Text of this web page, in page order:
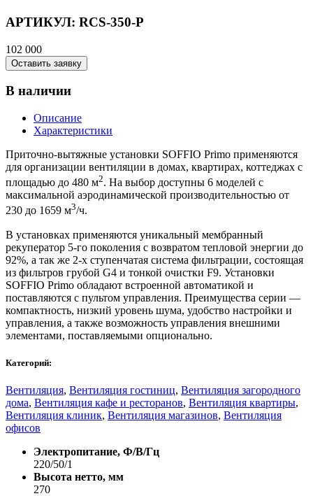
АРТИКУЛ: RCS-350-P
102 000
Оставить заявку
В наличии
Описание
Характеристики
Приточно-вытяжные установки SOFFIO Primo применяются
для организации вентиляции в домах, квартирах, коттеджах с
площадью до 480 м2. На выбор доступны 6 моделей с
максимальной аэродинамической производительностью от
230 до 1659 м3/ч.
В установках применяются уникальный мембранный
рекуператор 5-го поколения с возвратом тепловой энергии до
92%, а так же 2-х ступенчатая система фильтрации, состоящая
из фильтров грубой G4 и тонкой очистки F9. Установки
SOFFIO Primo обладают встроенной автоматикой и
поставляются с пультом управления. Преимущества серии —
компактность, низкий уровень шума, удобство настройки и
управления, а также возможность управления внешними
элементами, поставляемыми опционально.
Категорий:
Вентиляция, Вентиляция гостиниц, Вентиляция загородного
дома, Вентиляция кафе и ресторанов, Вентиляция квартиры,
Вентиляция клиник, Вентиляция магазинов, Вентиляция
офисов
Электропитание, Ф/В/Гц
220/50/1
Высота нетто, мм
270